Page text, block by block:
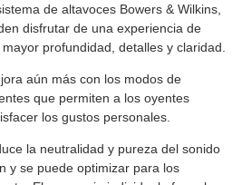
de altavoces Bowers & Wilkins,
disfrutar de una experiencia de
profundidad, detalles y claridad.
aún más con los modos de
que permiten a los oyentes
los gustos personales.
la neutralidad y pureza del sonido
y se puede optimizar para los